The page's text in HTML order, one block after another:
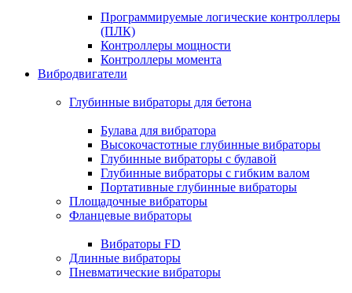
Программируемые логические контроллеры
(ПЛК)
Контроллеры мощности
Контроллеры момента
Вибродвигатели
Глубинные вибраторы для бетона
Булава для вибратора
Высокочастотные глубинные вибраторы
Глубинные вибраторы с булавой
Глубинные вибраторы с гибким валом
Портативные глубинные вибраторы
Площадочные вибраторы
Фланцевые вибраторы
Вибраторы FD
Длинные вибраторы
Пневматические вибраторы